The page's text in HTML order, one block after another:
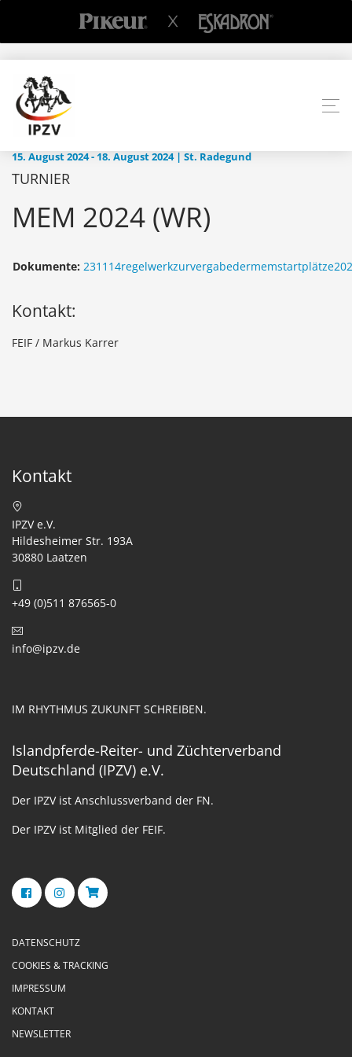
15. August 2024 - 18. August 2024 | St. Radegund
TURNIER
MEM 2024 (WR)
Dokumente:
Kontakt:
FEIF / Markus Karrer
Kontakt
IPZV e.V.
Hildesheimer Str. 193A
30880 Laatzen
+49 (0)511 876565-0
info@ipzv.de
IM RHYTHMUS ZUKUNFT SCHREIBEN.
Islandpferde-Reiter- und Züchterverband
Deutschland (IPZV) e.V.
Der IPZV ist Anschlussverband der FN.
Der IPZV ist Mitglied der FEIF.
DATENSCHUTZ
COOKIES & TRACKING
IMPRESSUM
KONTAKT
NEWSLETTER